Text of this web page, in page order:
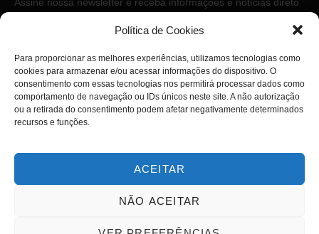
Política de Cookies
Para proporcionar as melhores experiências, utilizamos tecnologias como
cookies para armazenar e/ou acessar informações do dispositivo. O
consentimento com essas tecnologias nos permitirá processar dados como
comportamento de navegação ou IDs únicos neste site. A não autorização
ou a retirada do consentimento podem afetar negativamente determinados
recursos e funções.
ACEITAR
NÃO ACEITAR
Copyright © 2026. Diário PcD. Todos os direitos reservados.